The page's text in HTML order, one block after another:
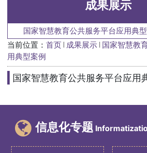
成果展示
国家智慧教育公共服务平台应用典
当前位置： 首页 成果展示 国家智慧教
用典型案例
国家智慧教育公共服务平台应用
信息化专题